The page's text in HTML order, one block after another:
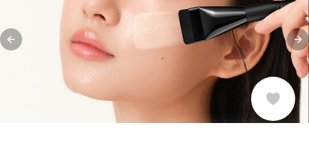
Previous slide